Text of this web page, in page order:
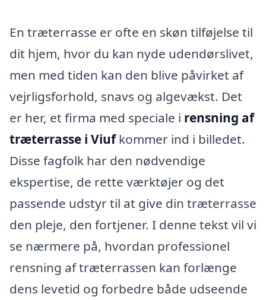
En træterrasse er ofte en skøn tilføjelse til
dit hjem, hvor du kan nyde udendørslivet,
men med tiden kan den blive påvirket af
vejrligsforhold, snavs og algevækst. Det
er her, et firma med speciale i rensning af
træterrasse i Viufkommer ind i billedet.
Disse fagfolk har den nødvendige
ekspertise, de rette værktøjer og det
passende udstyr til at give din træterrasse
den pleje, den fortjener. I denne tekst vil vi
se nærmere på, hvordan professionel
rensning af træterrassen kan forlænge
dens levetid og forbedre både udseende